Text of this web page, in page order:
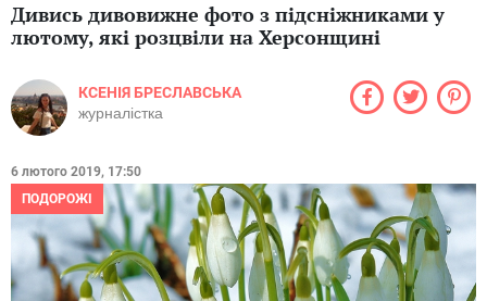
Дивись дивовижне фото з підсніжниками у
лютому, які розцвіли на Херсонщині
КСЕНІЯ БРЕСЛАВСЬКА
журналістка
6 лютого 2019, 17:50
ПОДОРОЖІ